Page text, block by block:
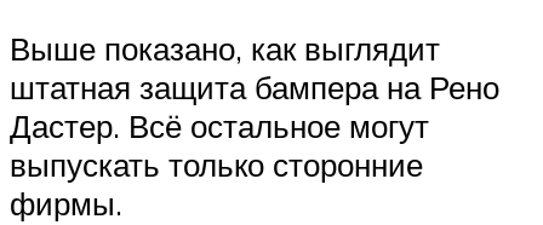
Выше показано, как выглядит
штатная защита бампера на Рено
Дастер. Всё остальное могут
выпускать только сторонние
фирмы.